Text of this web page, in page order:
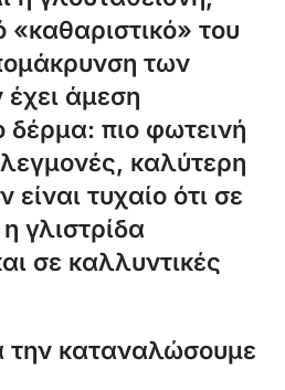
του
των
άμεση
πιο φωτεινή
καλύτερη
τυχαίο ότι σε
γλιστρίδα
σε καλλυντικές
καταναλώσουμε